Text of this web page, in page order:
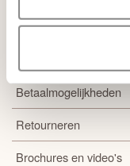
Showroom
Betaalmogelijkheden
Retourneren
Brochures en video's